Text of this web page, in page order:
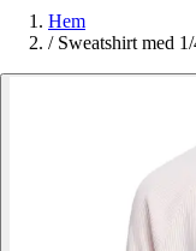
Hem
/ Sweatshirt med